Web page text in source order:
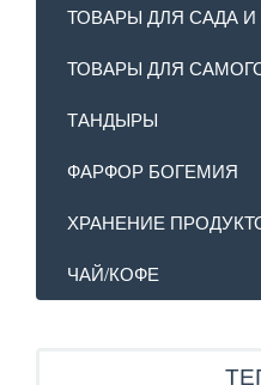
ТОВАРЫ ДЛЯ САДА
ТОВАРЫ ДЛЯ
ТАНДЫРЫ
ФАРФОР БОГЕМИЯ
ХРАНЕНИЕ
ЧАЙ/КОФЕ